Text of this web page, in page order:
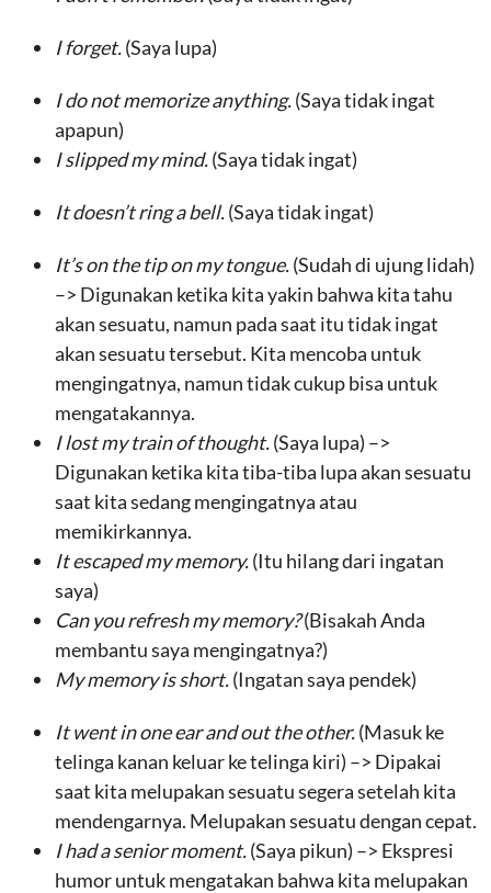
I forget.(Saya lupa)
I do not memorize anything.(Saya tidak ingat
apapun)
I slipped my mind.(Saya tidak ingat)
It doesn’t ring a bell.(Saya tidak ingat)
It’s on the tip on my tongue.(Sudah di ujung lidah)
–> Digunakan ketika kita yakin bahwa kita tahu
akan sesuatu, namun pada saat itu tidak ingat
akan sesuatu tersebut. Kita mencoba untuk
mengingatnya, namun tidak cukup bisa untuk
mengatakannya.
I lost my train of thought.(Saya lupa) –>
Digunakan ketika kita tiba-tiba lupa akan sesuatu
saat kita sedang mengingatnya atau
memikirkannya.
It escaped my memory.(Itu hilang dari ingatan
saya)
Can you refresh my memory?(Bisakah Anda
membantu saya mengingatnya?)
My memory is short.(Ingatan saya pendek)
It went in one ear and out the other.(Masuk ke
telinga kanan keluar ke telinga kiri) –> Dipakai
saat kita melupakan sesuatu segera setelah kita
mendengarnya. Melupakan sesuatu dengan cepat.
I had a senior moment.(Saya pikun) –> Ekspresi
humor untuk mengatakan bahwa kita melupakan